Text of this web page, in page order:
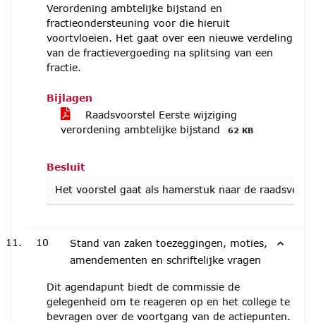
Verordening ambtelijke bijstand en
fractieondersteuning voor die hieruit
voortvloeien. Het gaat over een nieuwe verdeling
van de fractievergoeding na splitsing van een
fractie.
Bijlagen
Raadsvoorstel Eerste wijziging
verordening ambtelijke bijstand
62 KB
Besluit
Het voorstel gaat als hamerstuk naar de
10
Stand van zaken toezeggingen, moties,
amendementen en schriftelijke vragen
Dit agendapunt biedt de commissie de
gelegenheid om te reageren op en het college te
bevragen over de voortgang van de actiepunten.